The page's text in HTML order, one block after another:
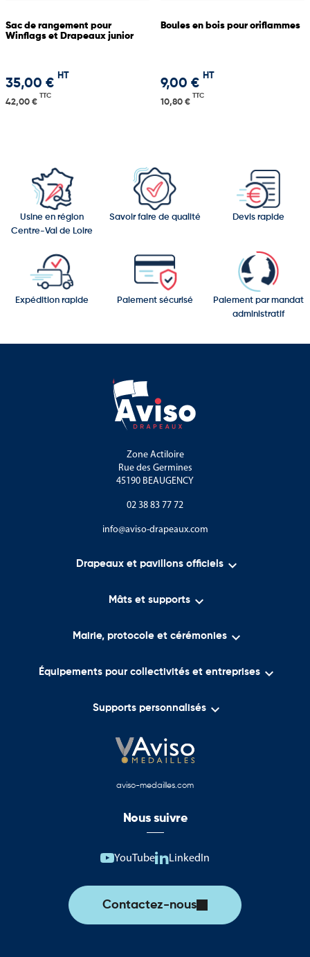
Sac de rangement pour
Winflags et Drapeaux junior
35,00 €
HT
42,00 €
TTC
Boules en bois pour oriflammes
9,00 €
HT
10,80 €
TTC
Usine en région
Centre-Val de Loire
Savoir faire de qualité Devis rapide
Expédition rapide Paiement sécurisé
Paiement par mandat
administratif
Zone Actiloire
Rue des Germines
45190 BEAUGENCY
02 38 83 77 72
info@aviso-drapeaux.com
Drapeaux et pavillons officiels 
Mâts et supports 
Mairie, protocole et cérémonies 
Équipements pour collectivités et entreprises 
Supports personnalisés 
aviso-medailles.com
Nous suivre
YouTube LinkedIn
Contactez-nous